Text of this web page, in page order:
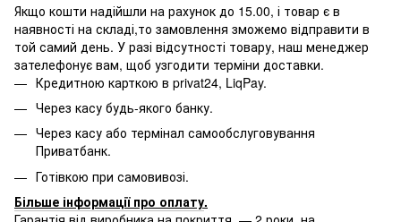
Якщо кошти надійшли на рахунок до 15.00, і товар є в
наявності на складі,то замовлення зможемо відправити в
той самий день. У разі відсутності товару, наш менеджер
зателефонує вам, щоб узгодити терміни доставки.
Кредитною карткою в privat24, LiqPay.
Через касу будь-якого банку.
Через касу або термінал самообслуговування
Приватбанк.
Готівкою при самовивозі.
Більше інформації про оплату.